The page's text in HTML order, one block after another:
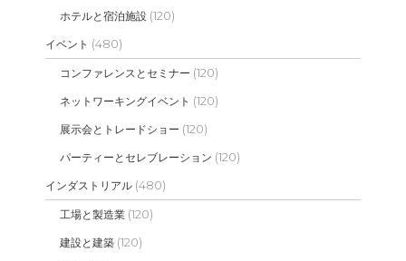
ホテルと宿泊施設 (120)
イベント (480)
コンファレンスとセミナー (120)
ネットワーキングイベント (120)
展示会とトレードショー (120)
パーティーとセレブレーション (120)
インダストリアル (480)
工場と製造業 (120)
建設と建築 (120)